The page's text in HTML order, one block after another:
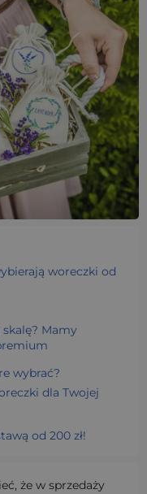
woreczki od
Mamy
wybrać?
dla Twojej
od 200 zł!
że w sprzedaży